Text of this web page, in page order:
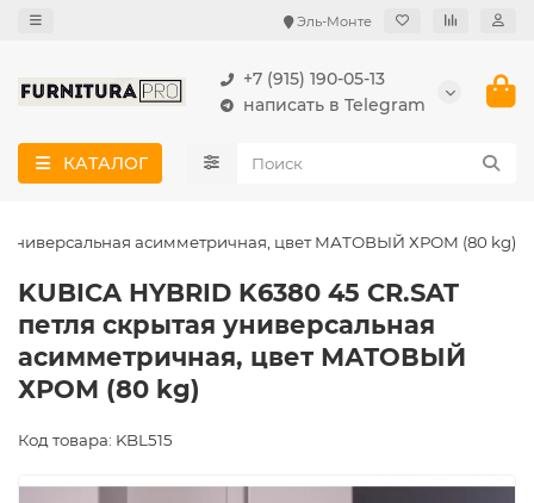
Эль-Монте
+7 (915) 190-05-13
написать в Telegram
КАТАЛОГ
универсальная асимметричная, цвет МАТОВЫЙ ХРОМ (80 kg)
KUBICA HYBRID K6380 45 CR.SAT
петля скрытая универсальная
асимметричная, цвет МАТОВЫЙ
ХРОМ (80 kg)
Код товара: KBL515